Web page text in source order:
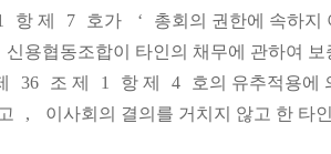
항 제 7 호가 ‘
총회의 권한에 속하지
신용협동조합이 타인의 채무에 관하여 보
36 조 제 1 항 제 4 호의 유추적용에
,
이사회의 결의를 거치지 않고 한 타